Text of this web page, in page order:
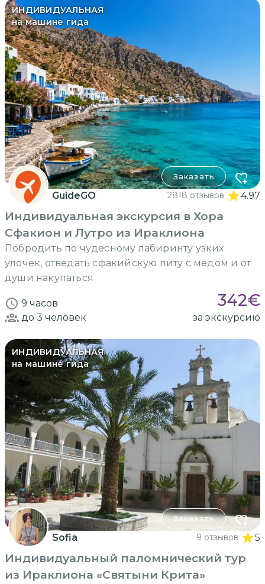
ИНДИВИДУАЛЬНАЯ
на машине гида
Заказать
GuideGO 2818 отзывов 4.97
Индивидуальная экскурсия в Хора
Сфакион и Лутро из Ираклиона
Побродить по чудесному лабиринту узких
улочек, отведать сфакийскую питу с медом и от
души накупаться
9 часов 342€
до 3 человек за экскурсию
ИНДИВИДУАЛЬНАЯ
на машине гида
Заказать
Sofia 9 отзывов 5
Индивидуальный паломнический тур
из Ираклиона «Святыни Крита»